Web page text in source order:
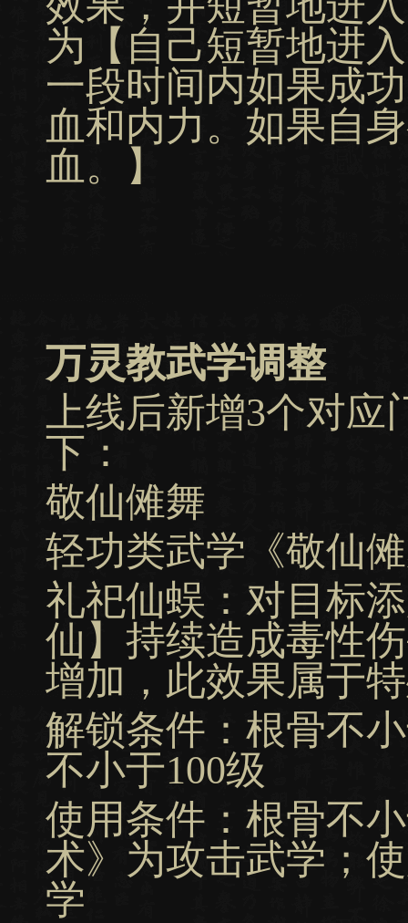
为【自己短暂地进
一段时间内如果成
血和内力。如果自
血。】
万灵教武学调整
上线后新增3个对应
下：
敬仙傩舞
轻功类武学《敬仙
礼祀仙蜈：对目标
仙】持续造成毒性
增加，此效果属于
解锁条件：根骨不
不小于100级
使用条件：根骨不
术》为攻击武学；
学